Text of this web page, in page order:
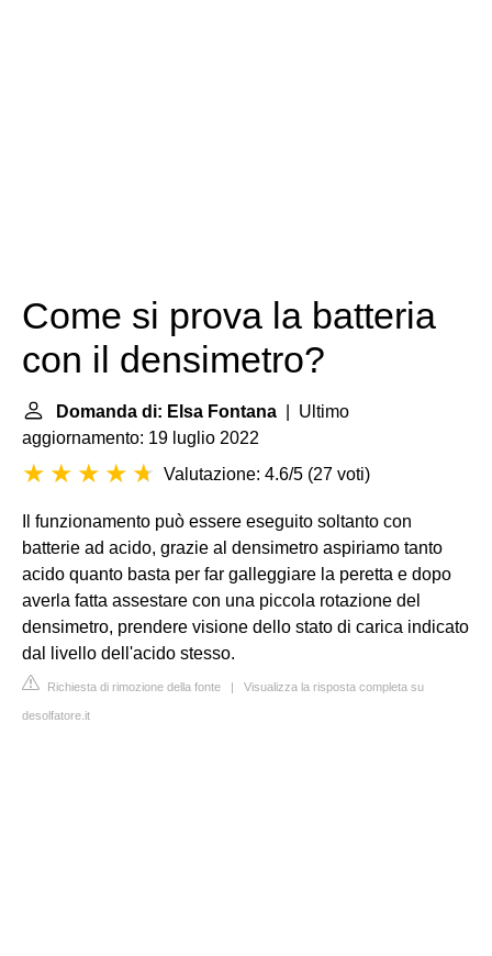
Come si prova la batteria
con il densimetro?
Domanda di: Elsa Fontana | Ultimo
aggiornamento: 19 luglio 2022
Valutazione: 4.6/5 (27 voti)
Il funzionamento può essere eseguito soltanto con
batterie ad acido, grazie al densimetro aspiriamo tanto
acido quanto basta per far galleggiare la peretta e dopo
averla fatta assestare con una piccola rotazione del
densimetro, prendere visione dello stato di carica indicato
dal livello dell'acido stesso.
Richiesta di rimozione della fonte | Visualizza la risposta completa su
desolfatore.it